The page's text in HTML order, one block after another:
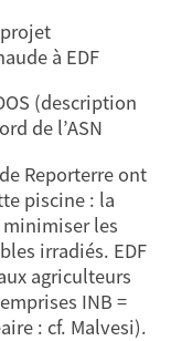
à EDF
(description
de l’ASN
Reporterre ont
piscine : la
les
irradiés. EDF
agriculteurs
INB =
: cf. Malvesi).